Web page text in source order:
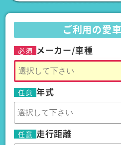
ご利用の愛
必須 メーカー/車種
任意 年式
任意 走行距離